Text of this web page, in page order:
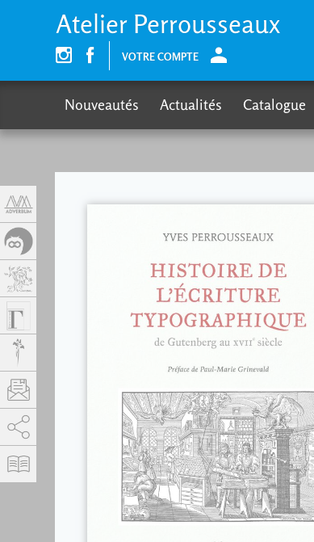
Atelier Perrousseaux
VOTRE COMPTE
Nouveautés Actualités Catalogue
Autoriser
Panneau de gestion des cookies